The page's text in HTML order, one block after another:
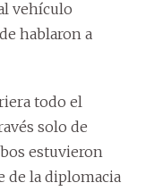
vehículo
hablaron a
todo el
solo de
estuvieron
de la diplomacia